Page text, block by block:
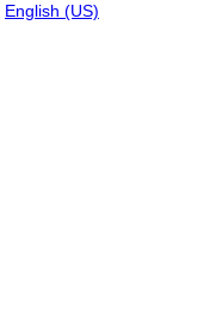
English (US)